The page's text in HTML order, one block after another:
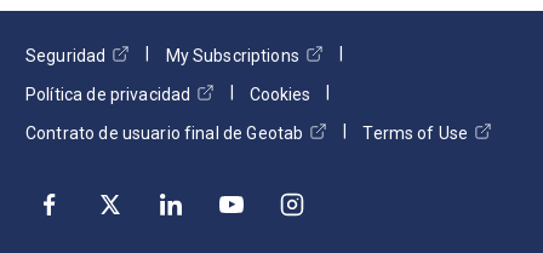
Seguridad
My Subscriptions
Política de privacidad
Cookies
Contrato de usuario final de Geotab
Terms of Use